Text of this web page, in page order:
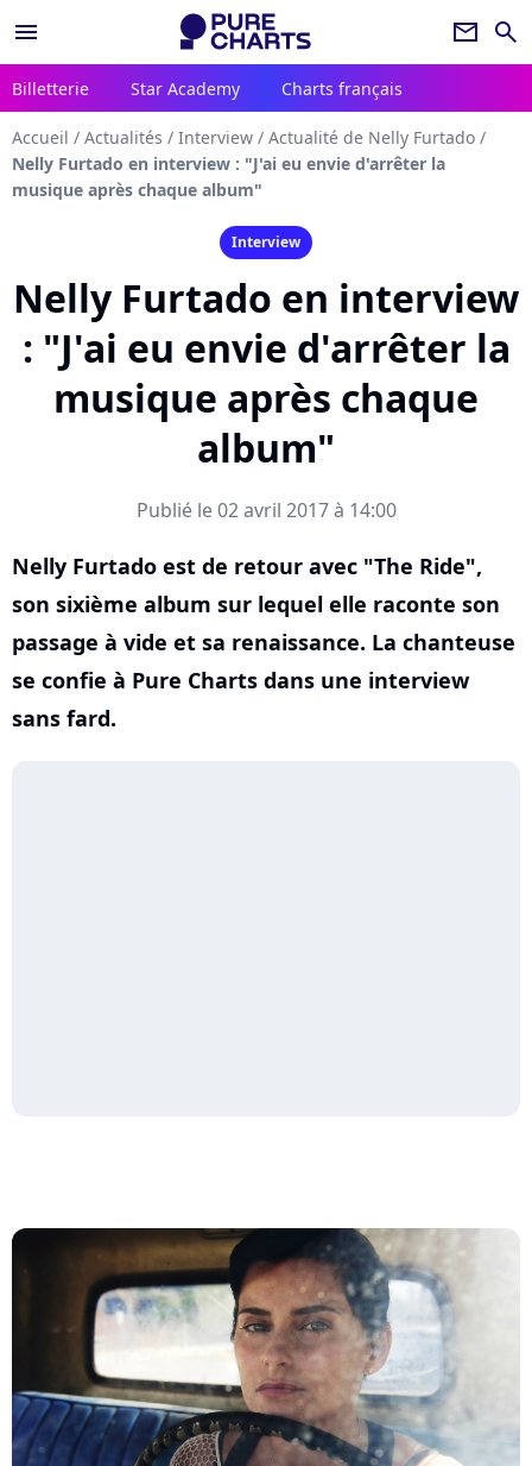
menu newsletter search
Billetterie Star Academy Charts français
Accueil / Actualités / Interview / Actualité de Nelly Furtado /
Nelly Furtado en interview : "J'ai eu envie d'arrêter la
musique après chaque album"
Interview
Nelly Furtado en interview
: "J'ai eu envie d'arrêter la
musique après chaque
album"
Publié le 02 avril 2017 à 14:00
Nelly Furtado est de retour avec "The Ride",
son sixième album sur lequel elle raconte son
passage à vide et sa renaissance. La chanteuse
se confie à Pure Charts dans une interview
sans fard.